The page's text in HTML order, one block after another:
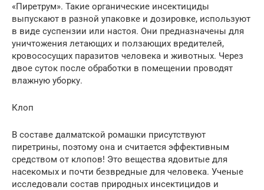
«Пиретрум». Такие органические инсектициды
выпускают в разной упаковке и дозировке, используют
в виде суспензии или настоя. Они предназначены для
уничтожения летающих и ползающих вредителей,
кровососущих паразитов человека и животных. Через
двое суток после обработки в помещении проводят
влажную уборку.
Клоп
В составе далматской ромашки присутствуют
пиретрины, поэтому она и считается эффективным
средством от клопов! Это вещества ядовитые для
насекомых и почти безвредные для человека. Ученые
исследовали состав природных инсектицидов и